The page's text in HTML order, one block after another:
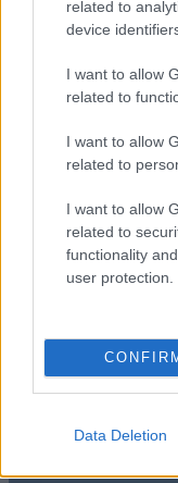
related to
device
I want to allow
related to
I want to allow
related to
I want to allow
related to
functionality
user protection.
Data Deletion
LIFESTYLE09·08·2026
Αμαλία
με σκάφος σε